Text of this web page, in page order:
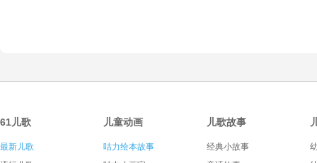
61儿歌
最新儿歌
儿童动画
咕力绘本故事
儿歌故事
经典小故事